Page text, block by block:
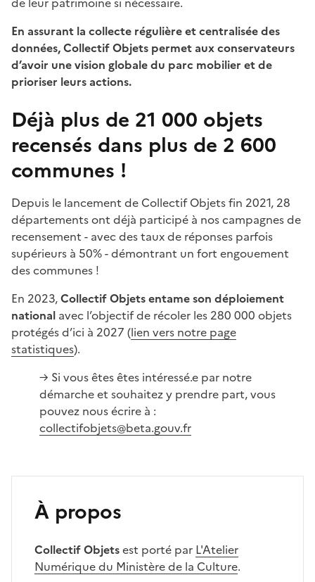
En assurant la collecte régulière et centralisée des
données, Collectif Objets permet aux conservateurs
d’avoir une vision globale du parc mobilier et de
prioriser leurs actions.
Déjà plus de 21 000 objets
recensés dans plus de 2 600
communes !
Depuis le lancement de Collectif Objets fin 2021, 28
départements ont déjà participé à nos campagnes de
recensement - avec des taux de réponses parfois
supérieurs à 50% - démontrant un fort engouement
des communes !
En 2023,Collectif Objets entame son déploiement
national avec l’objectif de récoler les 280 000 objets
protégés d’ici à 2027 (lien vers notre page
statistiques).
→ Si vous êtes êtes intéressé.e par notre
démarche et souhaitez y prendre part, vous
pouvez nous écrire à :
collectifobjets@beta.gouv.fr
À propos
Collectif Objetsest porté par L'Atelier
Numérique du Ministère de la Culture.